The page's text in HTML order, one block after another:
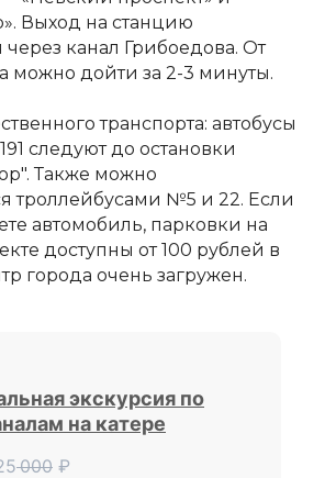
Выход на станцию
через канал Грибоедова. От
можно дойти за 2-3 минуты.
транспорта: автобусы
следуют до остановки
Также можно
троллейбусами №5 и 22. Если
автомобиль, парковки на
доступны от 100 рублей в
города очень загружен.
экскурсия по
на катере
000 ₽